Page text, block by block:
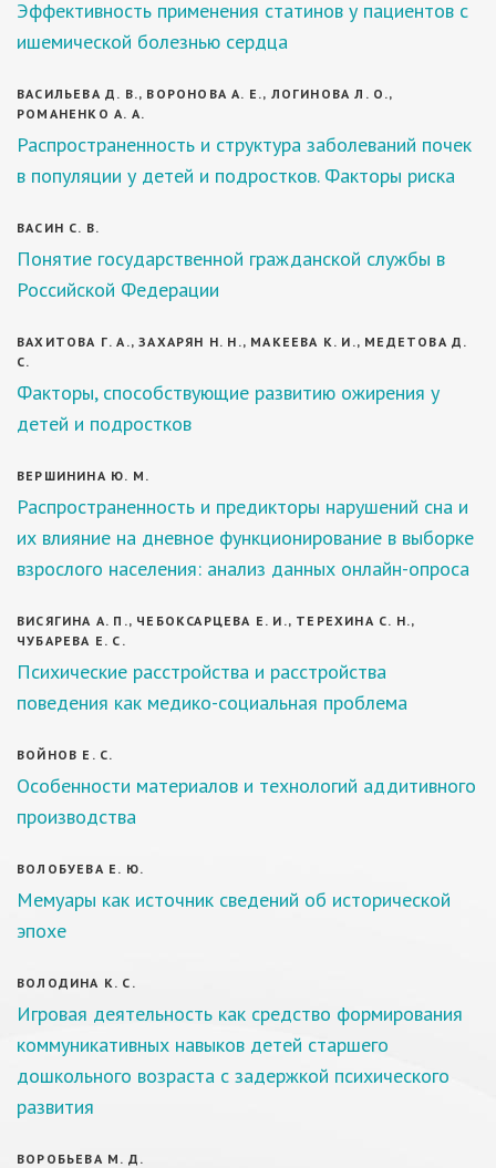
Эффективность применения статинов у пациентов с
ишемической болезнью сердца
ВАСИЛЬЕВА Д. В., ВОРОНОВА А. Е., ЛОГИНОВА Л. О.,
РОМАНЕНКО А. А.
Распространенность и структура заболеваний почек
в популяции у детей и подростков. Факторы риска
ВАСИН С. В.
Понятие государственной гражданской службы в
Российской Федерации
ВАХИТОВА Г. А., ЗАХАРЯН Н. Н., МАКЕЕВА К. И., МЕДЕТОВА Д.
С.
Факторы, способствующие развитию ожирения у
детей и подростков
ВЕРШИНИНА Ю. М.
Распространенность и предикторы нарушений сна и
их влияние на дневное функционирование в выборке
взрослого населения: анализ данных онлайн-опроса
ВИСЯГИНА А. П., ЧЕБОКСАРЦЕВА Е. И., ТЕРЕХИНА С. Н.,
ЧУБАРЕВА Е. С.
Психические расстройства и расстройства
поведения как медико-социальная проблема
ВОЙНОВ Е. С.
Особенности материалов и технологий аддитивного
производства
ВОЛОБУЕВА Е. Ю.
Мемуары как источник сведений об исторической
эпохе
ВОЛОДИНА К. С.
Игровая деятельность как средство формирования
коммуникативных навыков детей старшего
дошкольного возраста с задержкой психического
развития
ВОРОБЬЕВА М. Д.